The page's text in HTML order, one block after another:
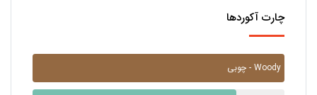
چارت آکوردها
چوبی - Woody